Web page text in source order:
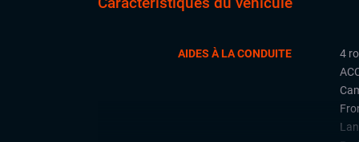
AIDES À LA CONDUITE
4